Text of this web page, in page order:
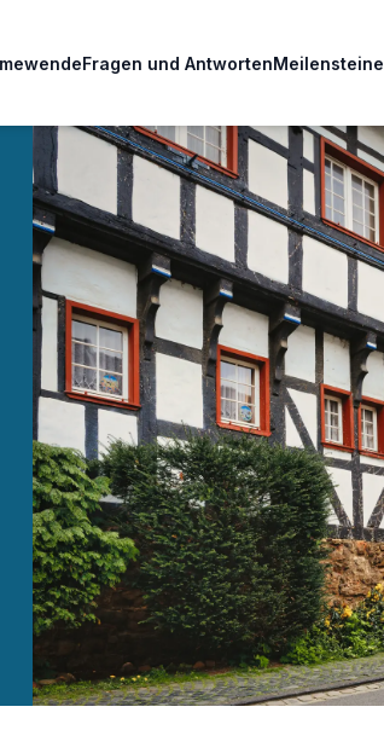
Fragen und AntwortenMeilensteine